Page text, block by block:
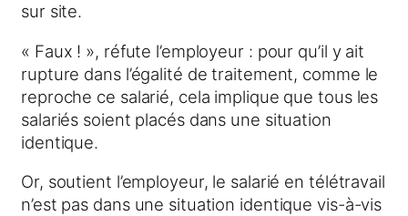
sur site.
« Faux ! », réfute l’employeur : pour qu’il y ait
rupture dans l’égalité de traitement, comme le
reproche ce salarié, cela implique que tous les
salariés soient placés dans une situation
identique.
Or, soutient l’employeur, le salarié en télétravail
n’est pas dans une situation identique vis-à-vis